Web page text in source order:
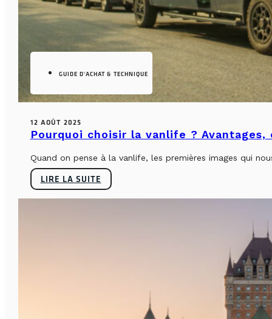
GUIDE D'ACHAT & TECHNIQUE
12 AOÛT 2025
Pourquoi choisir la vanlife ?
Quand on pense à la vanlife, les premières images qui
LIRE LA SUITE